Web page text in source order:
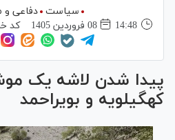
سیاست
دفاعی و
14:48
08 فروردين 1405 کد
پیدا شدن لاشه یک
کهگیلویه و بویراحمد